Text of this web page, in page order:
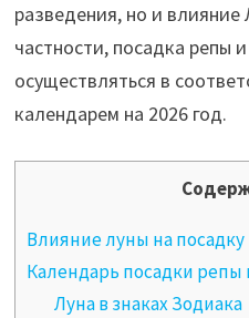
разведения, но и влияние
частности, посадка репы
осуществляться в
календарем на 2026 год.
Влияние луны на посадку
Календарь посадки репы
Луна в знаках Зодиака